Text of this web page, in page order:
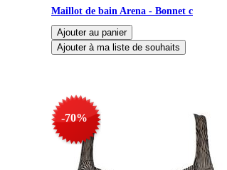
Maillot de bain Arena - Bonnet c
-70%